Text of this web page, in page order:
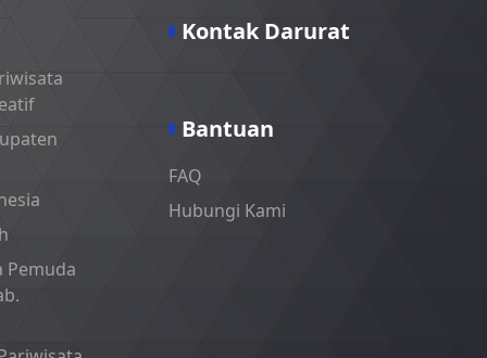
Pemuda
Kontak Darurat
Bantuan
FAQ
Hubungi Kami